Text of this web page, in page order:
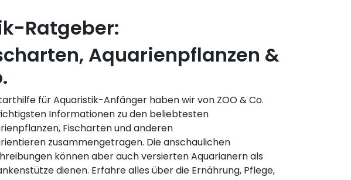
Ratgeber:
Aquarienpflanzen &
für Aquaristik-Anfänger haben wir von ZOO & Co.
Informationen zu den beliebtesten
Fischarten und anderen
zusammengetragen. Die anschaulichen
können aber auch versierten Aquarianern als
dienen. Erfahre alles über die Ernährung, Pflege,